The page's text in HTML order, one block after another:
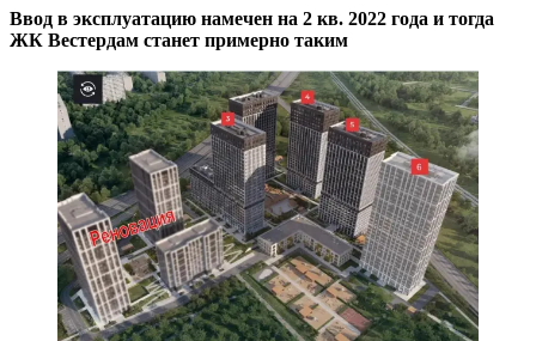
Ввод в эксплуатацию намечен на 2 кв. 2022 года и тогда
ЖК Вестердам станет примерно таким